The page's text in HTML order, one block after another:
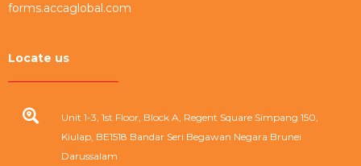
forms.accaglobal.com
Locate us
Unit 1-3, 1st Floor, Block A, Regent Square Simpang 150,
Kiulap, BE1518 Bandar Seri Begawan Negara Brunei
Darussalam